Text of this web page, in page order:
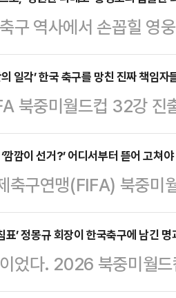
올해 초 사우디아라
는 초라한 성적표를 받
진 무색무취한 전술과
의 근간은 2023년
구 역사에서 손꼽힐 영
를 떠나게 됐다. 2026
받아 든 홍명보 전 국
년대 초반, 한국 축구
렸던 선수다. 2002 한
마지막 키커로 나서 골
국가의 주요 장면이자
…
일각’ 한국 축구를 망친 진짜 책임자
북중미월드컵 32강 진
화살이 홍명보 감독을
운 스리백의 붕괴, 선
등 홍명보 감독의 무능
발표하며 한 발 물러
한 검증 과정 없이 다시
을 선임한 대한축구협
깜깜이 선거?’ 어디서부터 뜯어 고쳐
축구연맹(FIFA) 북중미
로 한국 축구 쇄신에 대
꾸기 위해서는 대한축
적이다.때마침 감독 선
부조작 축구인의 기습
표’ 정몽규 회장이 한국축구에 남긴 명
었다. 2026 북중미월
대한민국 축구의 수장